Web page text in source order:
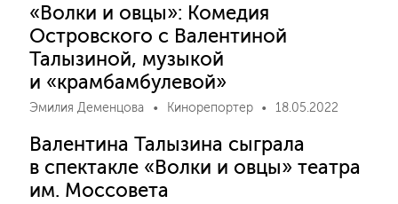
«Волки и овцы»: Комедия
Островского с Валентиной
Талызиной, музыкой
и «крамбамбулевой»
Эмилия Деменцова Кинорепортер 18.05.2022
Валентина Талызина сыграла
в спектакле «Волки и овцы» театра
им. Моссовета